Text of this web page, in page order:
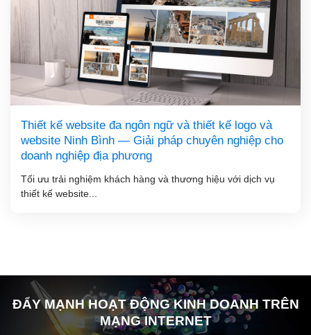
Thiết kế website đa ngôn ngữ và thiết kế logo và
website Ninh Bình — Giải pháp chuyên nghiệp cho
doanh nghiệp địa phương
Tối ưu trải nghiệm khách hàng và thương hiệu với dịch vụ
thiết kế website...
ĐẨY MẠNH HOẠT ĐỘNG KINH DOANH TRÊN
MẠNG INTERNET